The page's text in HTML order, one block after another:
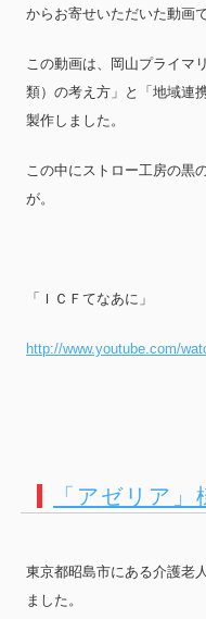
からお寄せいただいた動画で
この動画は、岡山プライマ
類）の考え方」と「地域連
製作しました。
この中にストロー工房の黒
が。
「ＩＣＦてなあに」
http://www.youtube.com/
「アゼリア
東京都昭島市にある介護老
ました。